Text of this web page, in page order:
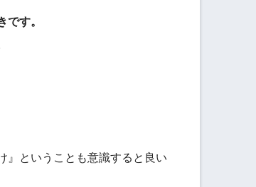
す。
』ということも意識すると良い